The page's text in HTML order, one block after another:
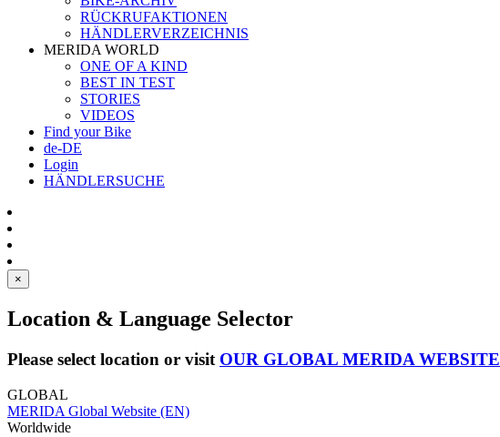
RÜCKRUFAKTIONEN
HÄNDLERVERZEICHNIS
MERIDA WORLD
ONE OF A KIND
BEST IN TEST
STORIES
VIDEOS
Find your Bike
de-DE
Login
HÄNDLERSUCHE
×
Location & Language Selector
Please select location or visit OUR GLOBAL MERIDA WEBSITE
GLOBAL
MERIDA Global Website (EN)
Worldwide